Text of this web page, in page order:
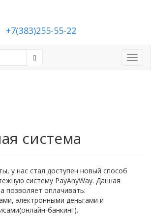
+7(383)255-55-22
система
у нас стал доступен новый способ
систему PayAnyWay. Данная
позволяет оплачивать:
электронными деньгами и
банкинг).